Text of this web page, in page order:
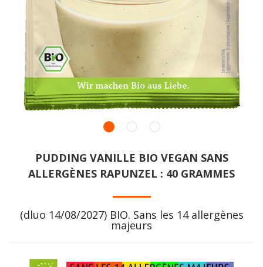
PUDDING VANILLE BIO VEGAN SANS
ALLERGÈNES RAPUNZEL : 40 GRAMMES
(dluo 14/08/2027) BIO. Sans les 14 allergènes
majeurs